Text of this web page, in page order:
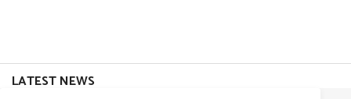
LATEST NEWS